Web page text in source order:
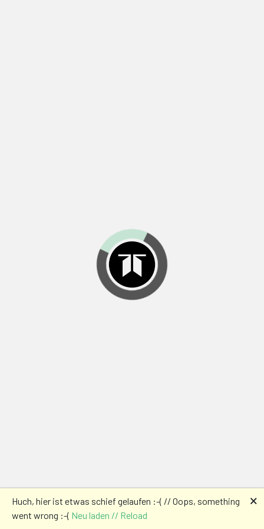
Huch, hier ist etwas schief gelaufen :-( // Oops, something
went wrong :-( Neu laden // Reload
🗙